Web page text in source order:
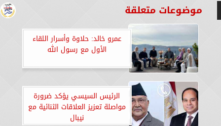
موضوعات متعلقة
عمرو خالد: حلاوة وأسرار اللقاء
الأول مع رسول الله
الرئيس السيسي يؤكد ضرورة
مواصلة تعزيز العلاقات الثنائية مع
نيبال